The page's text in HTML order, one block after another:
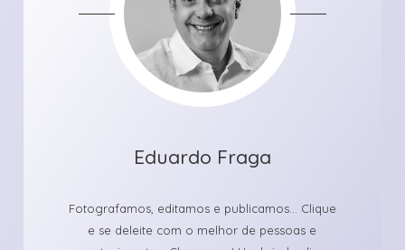
Eduardo Fraga
Fotografamos, editamos e publicamos... Clique
e se deleite com o melhor de pessoas e